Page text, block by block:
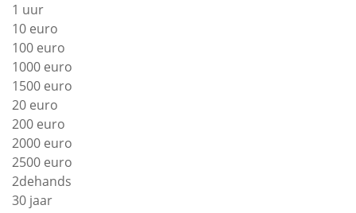
1 uur
10 euro
100 euro
1000 euro
1500 euro
20 euro
200 euro
2000 euro
2500 euro
2dehands
30 jaar